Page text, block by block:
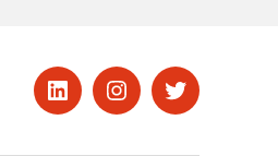
تويتر Instagram
LinkedIn